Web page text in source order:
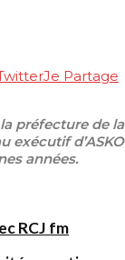
Je Partage
préfecture de la
exécutif d’ASKO
années.
RCJ fm